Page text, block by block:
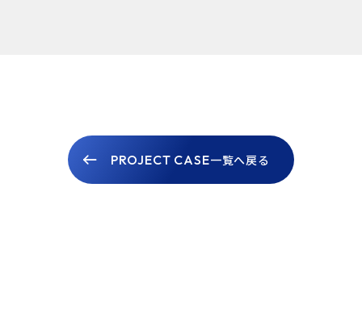
PROJECT CASE一覧へ戻る